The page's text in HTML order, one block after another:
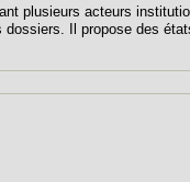
plusieurs acteurs
Il propose des